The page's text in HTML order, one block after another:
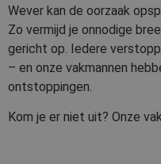
Wever kan de oorzaak
Zo vermijd je onnodige
gericht op. Iedere
– en onze vakmannen
ontstoppingen.
Kom je er niet uit? Onze